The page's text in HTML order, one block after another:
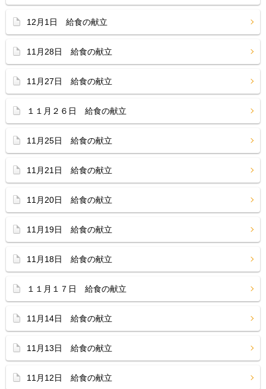
12月1日 給食の献立
11月28日 給食の献立
11月27日 給食の献立
１１月２６日 給食の献立
11月25日 給食の献立
11月21日 給食の献立
11月20日 給食の献立
11月19日 給食の献立
11月18日 給食の献立
１１月１７日 給食の献立
11月14日 給食の献立
11月13日 給食の献立
11月12日 給食の献立